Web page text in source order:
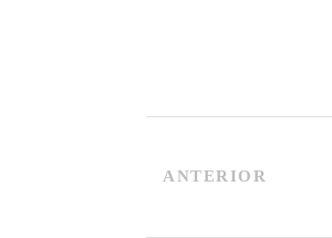
ANTERIOR